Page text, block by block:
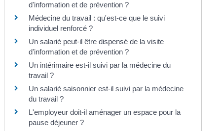
d'information et de prévention ?
Médecine du travail : qu'est-ce que le suivi
individuel renforcé ?
Un salarié peut-il être dispensé de la visite
d'information et de prévention ?
Un intérimaire est-il suivi par la médecine du
travail ?
Un salarié saisonnier est-il suivi par la médecine
du travail ?
L'employeur doit-il aménager un espace pour la
pause déjeuner ?